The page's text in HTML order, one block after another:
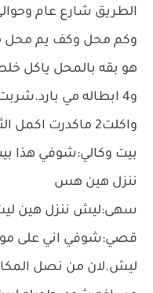
الطريق شارع عام
وكم محل وكف يم محل
و4 ابطاله مي بارد.شربت بطل كامل عالسريع
واكلت2 ماكدرت
بيت وكالي:شوفي هذا
ننزل هين هس
سهى:ليش ننزل هين
قصي:شوفي اني على
ليش.لان من نصل